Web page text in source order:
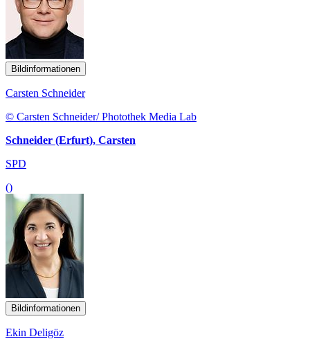
Bildinformationen
Carsten Schneider
© Carsten Schneider/ Photothek Media Lab
Schneider (Erfurt), Carsten
SPD
()
Bildinformationen
Ekin Deligöz